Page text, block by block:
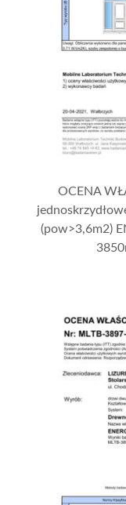
OCENA
(pow>3,6m2)